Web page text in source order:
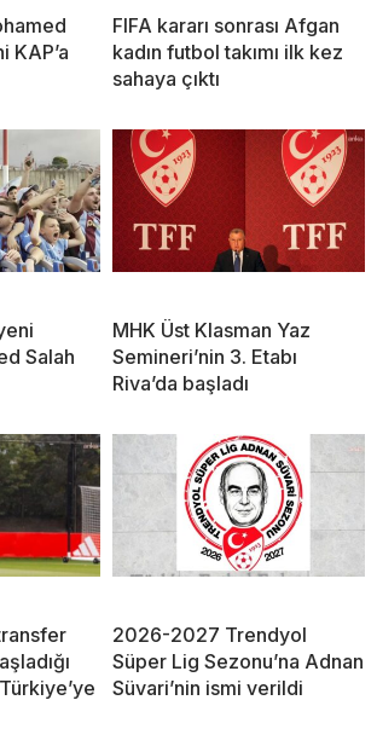
KAP’a
FIFA kararı sonrası Afgan
kadın futbol takımı ilk kez
sahaya çıktı
Salah
MHK Üst Klasman Yaz
Semineri’nin 3. Etabı
Riva’da başladı
2026-2027 Trendyol
Süper Lig Sezonu’na Adnan
Süvari’nin ismi verildi